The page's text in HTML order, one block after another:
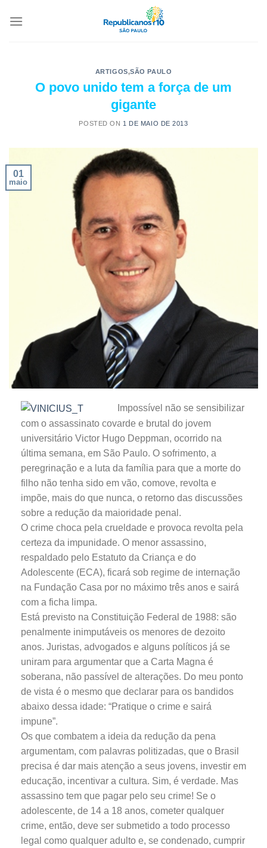
ARTIGOS,SÃO PAULO
O povo unido tem a força de um
gigante
POSTED ON 1 DE MAIO DE 2013
01
maio
Impossível não se sensibilizar
com o assassinato covarde e brutal do jovem
universitário Victor Hugo Deppman, ocorrido na
última semana, em São Paulo. O sofrimento, a
peregrinação e a luta da família para que a morte do
filho não tenha sido em vão, comove, revolta e
impõe, mais do que nunca, o retorno das discussões
sobre a redução da maioridade penal.
O crime choca pela crueldade e provoca revolta pela
certeza da impunidade. O menor assassino,
respaldado pelo Estatuto da Criança e do
Adolescente (ECA), ficará sob regime de internação
na Fundação Casa por no máximo três anos e sairá
com a ficha limpa.
Está previsto na Constituição Federal de 1988: são
penalmente inimputáveis os menores de dezoito
anos. Juristas, advogados e alguns políticos já se
uniram para argumentar que a Carta Magna é
soberana, não passível de alterações. Do meu ponto
de vista é o mesmo que declarar para os bandidos
abaixo dessa idade: “Pratique o crime e sairá
impune”.
Os que combatem a ideia da redução da pena
argumentam, com palavras politizadas, que o Brasil
precisa é dar mais atenção a seus jovens, investir em
educação, incentivar a cultura. Sim, é verdade. Mas
assassino tem que pagar pelo seu crime! Se o
adolescente, de 14 a 18 anos, cometer qualquer
crime, então, deve ser submetido a todo processo
legal como qualquer adulto e, se condenado, cumprir